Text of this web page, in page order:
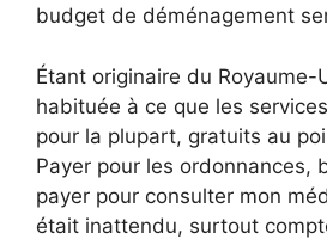
budget de déménagement
Étant originaire du Royaume-
habituée à ce que les
pour la plupart, gratuits au
Payer pour les ordonnances,
payer pour consulter mon
était inattendu, surtout